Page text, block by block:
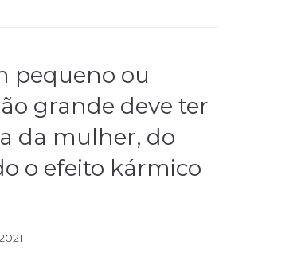
pequeno ou
grande deve ter
da mulher, do
o efeito kármico